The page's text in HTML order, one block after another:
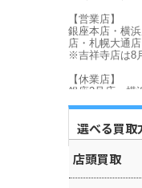
選べる買取
店頭買取